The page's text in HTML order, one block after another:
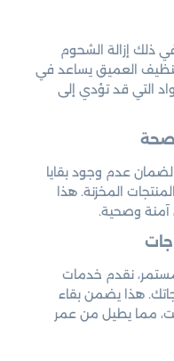
ذلك إزالة الشحوم
العميق يساعد في
التي قد تؤدي إلى
لضمان عدم وجود بقايا
المخزنة. هذا
آمنة وصحية.
نقدم خدمات
هذا يضمن بقاء
مما يطيل من عمر